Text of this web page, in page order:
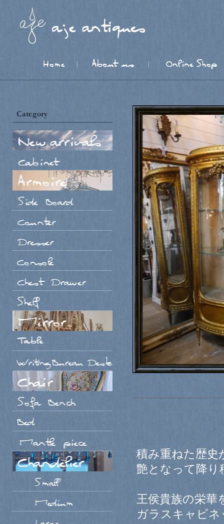
積み重ねた歴史
艶となって降
王侯貴族の栄華
ガラスキャビ